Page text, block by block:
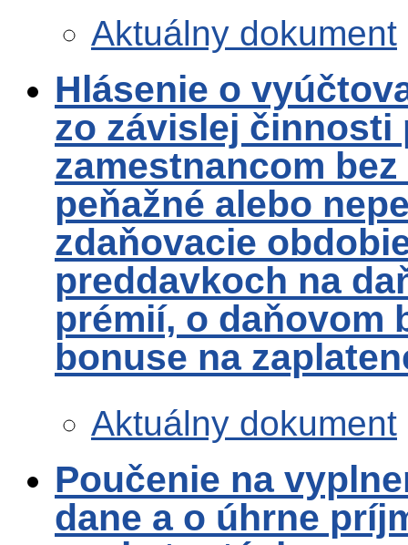
Aktuálny dokument
Hlásenie o
zo závislej
zamestnancom
peňažné alebo
zdaňovacie
preddavkoch na
prémií, o daňovom
bonuse na
Aktuálny dokument
Poučenie na
dane a o úhrne